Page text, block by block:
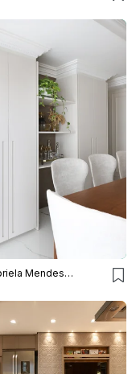
Gabriela Mendes Arquitetura